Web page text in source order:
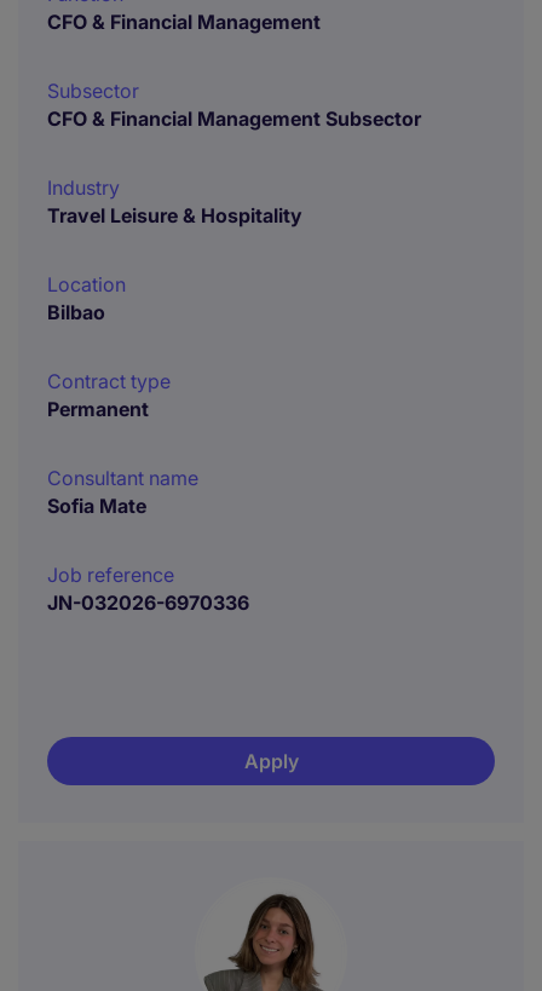
CFO & Financial Management
Subsector
CFO & Financial Management Subsector
Industry
Travel Leisure & Hospitality
Location
Bilbao
Contract type
Permanent
Consultant name
Sofia Mate
Job reference
JN-032026-6970336
Apply